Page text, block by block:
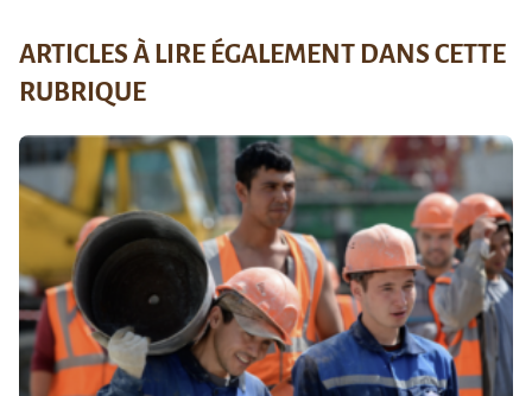
ARTICLES À LIRE ÉGALEMENT DANS CETTE
RUBRIQUE